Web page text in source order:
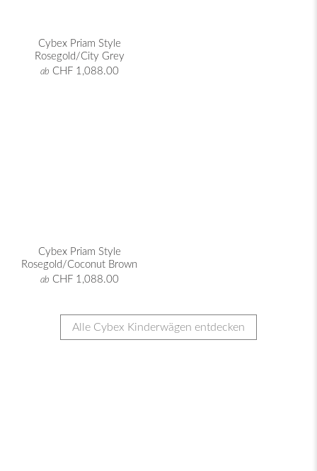
Cybex Priam Style
Rosegold/City Grey
ab CHF 1,088.00
Cybex Priam Style
Rosegold/Coconut Brown
ab CHF 1,088.00
Alle Cybex Kinderwägen entdecken